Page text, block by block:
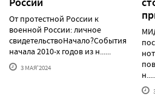
От протестной России к
военной России: личное
свидетельствоНачало?События
начала 2010-х годов из н......
3 МАЯ'2024